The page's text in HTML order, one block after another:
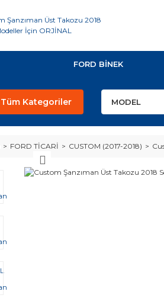
FORD BİNEK
Tüm Kategoriler
FORD TİCARİ CUSTOM (2017-2018)